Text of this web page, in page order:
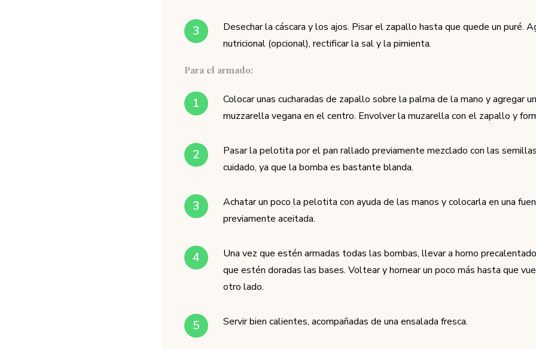
Desechar la cáscara y los ajos. Pisar el zapallo hasta que quede un puré.
nutricional (opcional), rectificar la sal y la pimienta.
Para el armado:
Colocar unas cucharadas de zapallo sobre la palma de la mano y agregar
muzzarella vegana en el centro. Envolver la muzarella con el zapallo y
Pasar la pelotita por el pan rallado previamente mezclado con las
cuidado, ya que la bomba es bastante blanda.
Achatar un poco la pelotita con ayuda de las manos y colocarla en una
previamente aceitada.
Una vez que estén armadas todas las bombas, llevar a horno
que estén doradas las bases. Voltear y hornear un poco más hasta que
otro lado.
Servir bien calientes, acompañadas de una ensalada fresca.